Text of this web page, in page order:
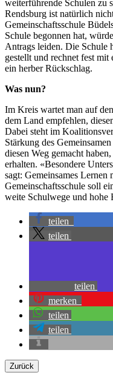
weiterführende Schulen zu
Rendsburg ist natürlich
Gemeinschaftsschule
Schule begonnen hat,
Antrags leiden. Die Schule
gestellt und rechnet fest
ein herber Rückschlag.
Was nun?
Im Kreis wartet man auf
dem Land empfehlen,
Dabei steht im
Stärkung des
diesen Weg gemacht
erhalten. «Besondere
sagt: Gemeinsames Lernen
Gemeinschaftsschule soll
weite Schulwege und hohe
teilen
teilen
teilen
merken
teilen
teilen
Zurück